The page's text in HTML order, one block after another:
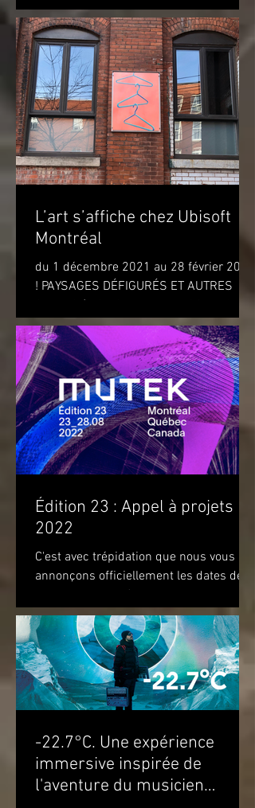
L’art s’affiche chez Ubisoft
Montréal
du 1 décembre 2021 au 28 février 2022
! PAYSAGES DÉFIGURÉS ET AUTRES
OBJETS (DISFIGURED LANDSCAPES
AND OTHER OBJECTS) de l'artiste...
Édition 23 : Appel à projets
2022
C'est avec trépidation que nous vous
annonçons officiellement les dates de
notre prochaine édition. Nous vous
attendons du 22 au 28 août...
-22.7°C. Une expérience
immersive inspirée de
l'aventure du musicien